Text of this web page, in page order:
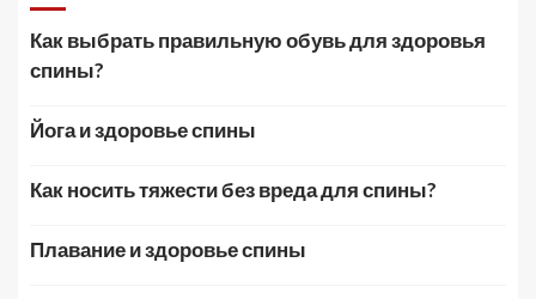
Как выбрать правильную обувь для здоровья
спины?
Йога и здоровье спины
Как носить тяжести без вреда для спины?
Плавание и здоровье спины